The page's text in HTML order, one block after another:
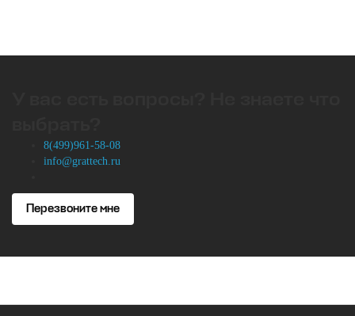
8(499)961-58-08
info@grattech.ru
Перезвоните мне